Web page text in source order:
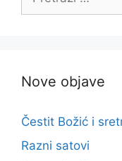
Nove objave
Čestit Božić i
Razni satovi